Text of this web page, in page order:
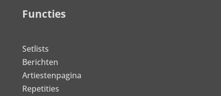
Functies
Setlists
Berichten
Artiestenpagina
Repetities